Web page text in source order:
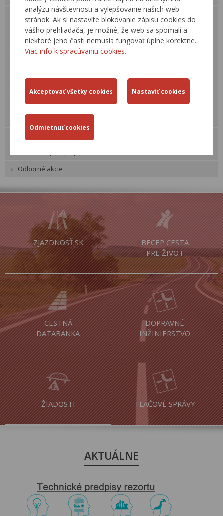
analýzu návštevnosti a vylepšovanie našich web
stránok. Ak si nastavíte blokovanie zápisu cookies do
vášho prehliadača, je možné, že web sa spomalí a
niektoré jeho časti nemusia fungovať úplne korektne.
Viac info k spracúvaniu cookies.
Postup prípravy
Ekonomické hodnotenie
Projekty – EU fondy
Ukončené projekty
Oznamovacie povinnosti
Údržba a opravy
Odborné akcie
ZJAZDNOSŤ.SK
BECEP CESTA
PRE ŽIVOT
CESTNÁ
DATABANKA
DOPRAVNÉ
INŽINIERSTVO
ŽIADOSTI TLAČOVÉ SPRÁVY
AKTUÁLNE